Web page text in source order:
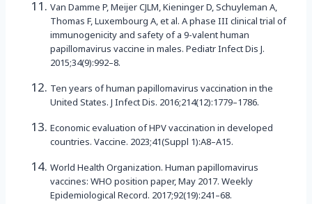
Van Damme P, Meijer CJLM, Kieninger D, Schuyleman A,
Thomas F, Luxembourg A, et al. A phase III clinical trial of
immunogenicity and safety of a 9-valent human
papillomavirus vaccine in males. Pediatr Infect Dis J.
2015;34(9):992–8.
Ten years of human papillomavirus vaccination in the
United States. J Infect Dis. 2016;214(12):1779–1786.
Economic evaluation of HPV vaccination in developed
countries. Vaccine. 2023;41(Suppl 1):A8–A15.
World Health Organization. Human papillomavirus
vaccines: WHO position paper, May 2017. Weekly
Epidemiological Record. 2017;92(19):241–68.